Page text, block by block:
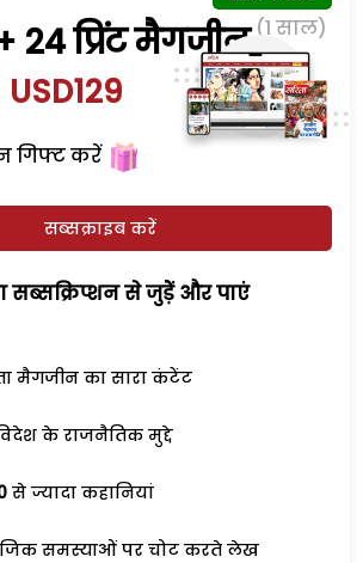
24 प्रिंट मैगजीन (1 साल)
USD129
गिफ्ट करें
सब्सक्राइब करें
सब्सक्रिप्शन से जुड़ेें और पाएं
मैगजीन का सारा कंटेंट
के राजनैतिक मुद्दे
से ज्यादा कहानियां
समस्याओं पर चोट करते लेख